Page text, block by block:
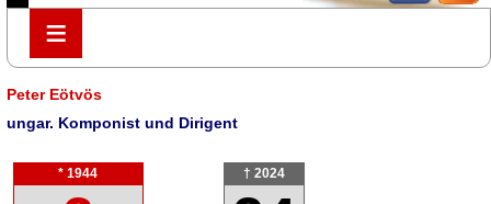
≡
≡
Peter Eötvös
ungar. Komponist und Dirigent
* 1944 † 2024